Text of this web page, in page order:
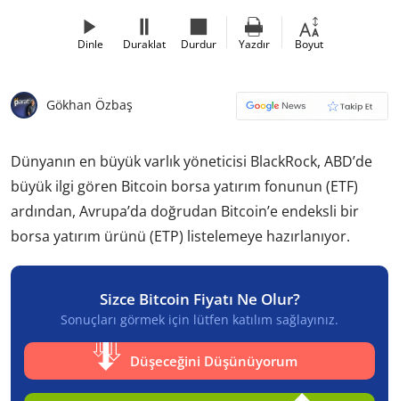
Dinle Duraklat Durdur Yazdır Boyut
Gökhan Özbaş
Dünyanın en büyük varlık yöneticisi BlackRock, ABD’de
büyük ilgi gören Bitcoin borsa yatırım fonunun (ETF)
ardından, Avrupa’da doğrudan Bitcoin’e endeksli bir
borsa yatırım ürünü (ETP) listelemeye hazırlanıyor.
Sizce Bitcoin Fiyatı Ne Olur?
Sonuçları görmek için lütfen katılım sağlayınız.
Düşeceğini Düşünüyorum